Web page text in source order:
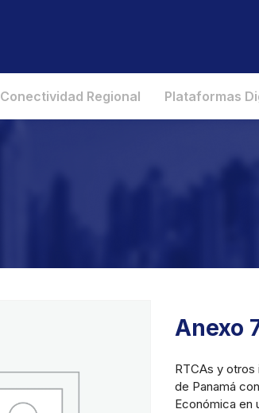
Conectividad Regional Plataformas
Anexo
RTCAs y otros
de Panamá
Económica en